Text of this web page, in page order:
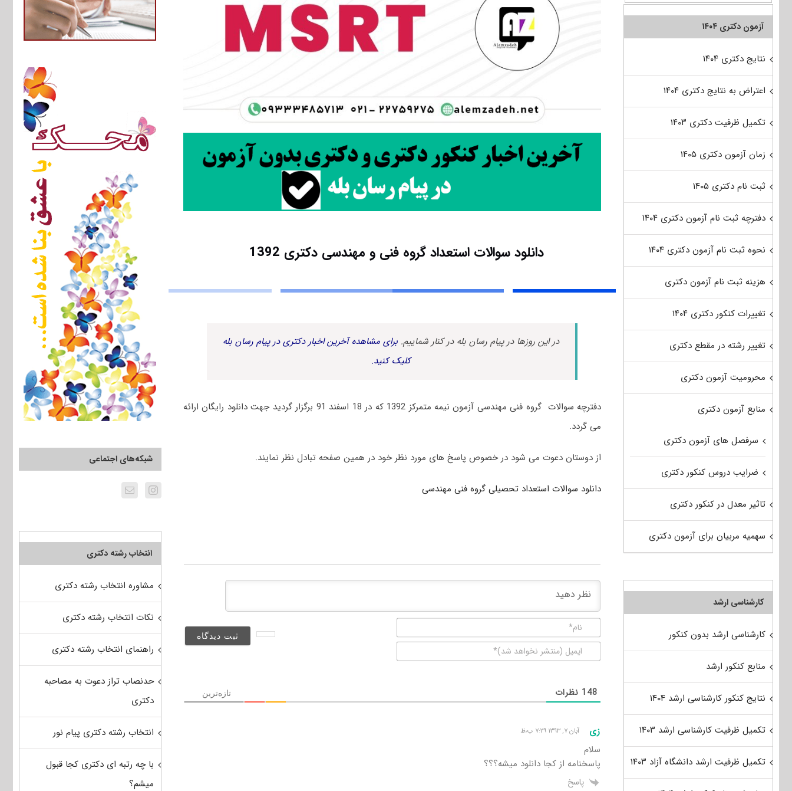
دانلود سوالات استعداد گروه فنی و مهندسی دکتری 1392
در این روزها در پیام رسان بله در کنار شماییم. برای مشاهده آخرین اخبار دکتری در پیام رسان بله
کلیک کنید.
دفترچه سوالات گروه فنی مهندسی آزمون نیمه متمرکز 1392 که در 18 اسفند 91 برگزار گردید جهت دانلود رایگان ارائه
می گردد.
از دوستان دعوت می شود در خصوص پاسخ های مورد نظر خود در همین صفحه تبادل نظر نمایند.
دانلود سوالات استعداد تحصیلی گروه فنی مهندسی
(منتشر
148 نظرات تازه‌ترین
زی آبان ۷, ۱۳۹۳ ۷:۲۹ ب٫ظ
سلام
پاسخنامه از کجا دانلود میشه؟؟؟
پاسخ
شبکه‌های اجتماعی
انتخاب رشته دکتری
مشاوره انتخاب رشته دکتری
نکات انتخاب رشته دکتری
راهنمای انتخاب رشته دکتری
حدنصاب تراز دعوت به مصاحبه
دکتری
انتخاب رشته دکتری پیام نور
با چه رتبه ای دکتری کجا قبول
میشم؟
آزمون دکتری ۱۴۰۴
نتایج دکتری ۱۴۰۴
اعتراض به نتایج دکتری ۱۴۰۴
تکمیل ظرفیت دکتری ۱۴۰۳
زمان آزمون دکتری ۱۴۰۵
ثبت نام دکتری ۱۴۰۵
دفترچه ثبت نام آزمون دکتری ۱۴۰۴
نحوه ثبت نام آزمون دکتری ۱۴۰۴
هزینه ثبت نام آزمون دکتری
تغییرات کنکور دکتری ۱۴۰۴
تغییر رشته در مقطع دکتری
محرومیت آزمون دکتری
منابع آزمون دکتری
سرفصل های آزمون دکتری
ضرایب دروس کنکور دکتری
تاثیر معدل در کنکور دکتری
سهمیه مربیان برای آزمون دکتری
کارشناسی ارشد
کارشناسی ارشد بدون کنکور
منابع کنکور ارشد
نتایج کنکور کارشناسی ارشد ۱۴۰۴
تکمیل ظرفیت کارشناسی ارشد ۱۴۰۳
تکمیل ظرفیت ارشد دانشگاه آزاد ۱۴۰۳